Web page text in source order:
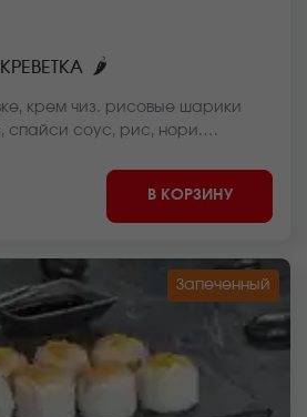
🌶
крем чиз. рисовые шарики
соус, рис, нори.
В КОРЗИНУ
Запеченный